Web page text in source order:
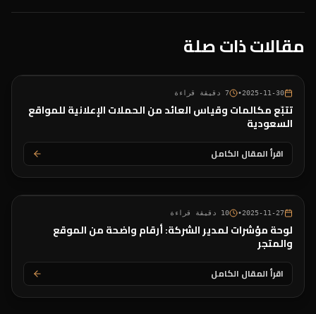
مقالات ذات صلة
2025-11-30
•
7 دقيقة قراءة
تتبّع مكالمات وقياس العائد من الحملات الإعلانية للمواقع
السعودية
اقرأ المقال الكامل
2025-11-27
•
10 دقيقة قراءة
لوحة مؤشرات لمدير الشركة: أرقام واضحة من الموقع
والمتجر
اقرأ المقال الكامل